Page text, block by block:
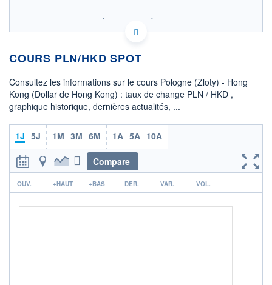
SIX - FOREX 2 DONNÉES TEMPS RÉEL
Politique d'exécution
15h29
2,11
OUVERTURE
2,1097
CLÔTURE VEILLE
2,1097 2,1094
COTATION SPÉCIFIQUE
COURS PLN/HKD SPOT
Consultez les informations sur le cours Pologne (Zloty) - Hong
Kong (Dollar de Hong Kong) : taux de change PLN / HKD ,
graphique historique, dernières actualités, ...
1J 5J 1M 3M 6M 1A 5A 10A
Compare
r
OUV. +HAUT +BAS DER. VAR. VOL.